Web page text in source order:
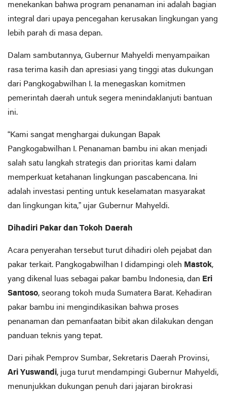
menekankan bahwa program penanaman ini adalah bagian
integral dari upaya pencegahan kerusakan lingkungan yang
lebih parah di masa depan.
Dalam sambutannya, Gubernur Mahyeldi menyampaikan
rasa terima kasih dan apresiasi yang tinggi atas dukungan
dari Pangkogabwilhan I. Ia menegaskan komitmen
pemerintah daerah untuk segera menindaklanjuti bantuan
ini.
“Kami sangat menghargai dukungan Bapak
Pangkogabwilhan I. Penanaman bambu ini akan menjadi
salah satu langkah strategis dan prioritas kami dalam
memperkuat ketahanan lingkungan pascabencana. Ini
adalah investasi penting untuk keselamatan masyarakat
dan lingkungan kita,” ujar Gubernur Mahyeldi.
Dihadiri Pakar dan Tokoh Daerah
Acara penyerahan tersebut turut dihadiri oleh pejabat dan
pakar terkait. Pangkogabwilhan I didampingi oleh Mastok,
yang dikenal luas sebagai pakar bambu Indonesia, dan Eri
Santoso, seorang tokoh muda Sumatera Barat. Kehadiran
pakar bambu ini mengindikasikan bahwa proses
penanaman dan pemanfaatan bibit akan dilakukan dengan
panduan teknis yang tepat.
Dari pihak Pemprov Sumbar, Sekretaris Daerah Provinsi,
Ari Yuswandi, juga turut mendampingi Gubernur Mahyeldi,
menunjukkan dukungan penuh dari jajaran birokrasi